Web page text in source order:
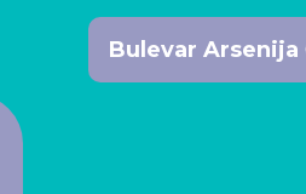
Bulevar Arsenija